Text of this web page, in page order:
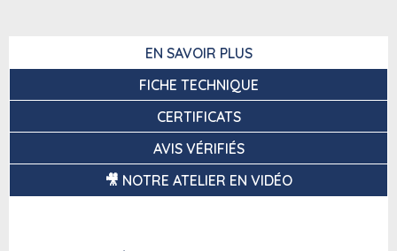
EN SAVOIR PLUS
FICHE TECHNIQUE
CERTIFICATS
AVIS VÉRIFIÉS
🎥 NOTRE ATELIER EN VIDÉO